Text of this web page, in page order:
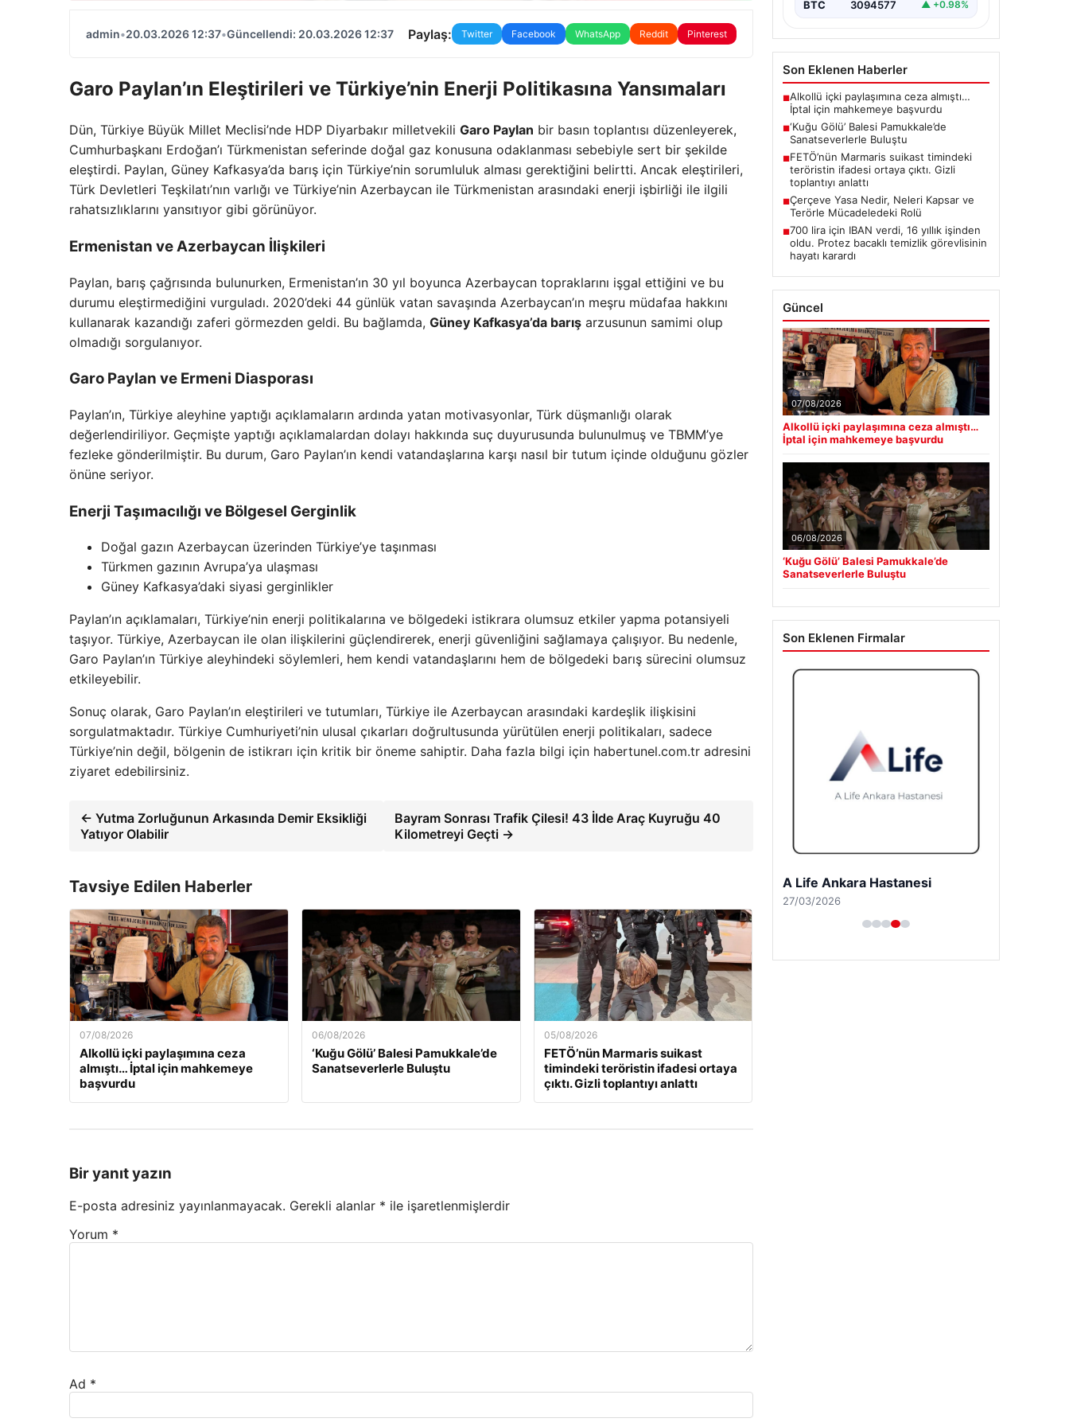
admin•20.03.2026 12:37•Güncellendi: 20.03.2026 12:37 Paylaş: Twitter Facebook WhatsApp Reddit Pinterest
Garo Paylan’ın Eleştirileri ve Türkiye’nin Enerji Politikasına Yansımaları
Dün, Türkiye Büyük Millet Meclisi’nde HDP Diyarbakır milletvekili Garo Paylan bir basın toplantısı düzenleyerek,
Cumhurbaşkanı Erdoğan’ı Türkmenistan seferinde doğal gaz konusuna odaklanması sebebiyle sert bir şekilde
eleştirdi. Paylan, Güney Kafkasya’da barış için Türkiye’nin sorumluluk alması gerektiğini belirtti. Ancak eleştirileri,
Türk Devletleri Teşkilatı’nın varlığı ve Türkiye’nin Azerbaycan ile Türkmenistan arasındaki enerji işbirliği ile ilgili
rahatsızlıklarını yansıtıyor gibi görünüyor.
Ermenistan ve Azerbaycan İlişkileri
Paylan, barış çağrısında bulunurken, Ermenistan’ın 30 yıl boyunca Azerbaycan topraklarını işgal ettiğini ve bu
durumu eleştirmediğini vurguladı. 2020’deki 44 günlük vatan savaşında Azerbaycan’ın meşru müdafaa hakkını
kullanarak kazandığı zaferi görmezden geldi. Bu bağlamda, Güney Kafkasya’da barış arzusunun samimi olup
olmadığı sorgulanıyor.
Garo Paylan ve Ermeni Diasporası
Paylan’ın, Türkiye aleyhine yaptığı açıklamaların ardında yatan motivasyonlar, Türk düşmanlığı olarak
değerlendiriliyor. Geçmişte yaptığı açıklamalardan dolayı hakkında suç duyurusunda bulunulmuş ve TBMM’ye
fezleke gönderilmiştir. Bu durum, Garo Paylan’ın kendi vatandaşlarına karşı nasıl bir tutum içinde olduğunu gözler
önüne seriyor.
Enerji Taşımacılığı ve Bölgesel Gerginlik
Doğal gazın Azerbaycan üzerinden Türkiye’ye taşınması
Türkmen gazının Avrupa’ya ulaşması
Güney Kafkasya’daki siyasi gerginlikler
Paylan’ın açıklamaları, Türkiye’nin enerji politikalarına ve bölgedeki istikrara olumsuz etkiler yapma potansiyeli
taşıyor. Türkiye, Azerbaycan ile olan ilişkilerini güçlendirerek, enerji güvenliğini sağlamaya çalışıyor. Bu nedenle,
Garo Paylan’ın Türkiye aleyhindeki söylemleri, hem kendi vatandaşlarını hem de bölgedeki barış sürecini olumsuz
etkileyebilir.
Sonuç olarak, Garo Paylan’ın eleştirileri ve tutumları, Türkiye ile Azerbaycan arasındaki kardeşlik ilişkisini
sorgulatmaktadır. Türkiye Cumhuriyeti’nin ulusal çıkarları doğrultusunda yürütülen enerji politikaları, sadece
Türkiye’nin değil, bölgenin de istikrarı için kritik bir öneme sahiptir. Daha fazla bilgi için habertunel.com.tr adresini
ziyaret edebilirsiniz.
← Yutma Zorluğunun Arkasında Demir Eksikliği
Yatıyor Olabilir
Bayram Sonrası Trafik Çilesi! 43 İlde Araç Kuyruğu 40
Kilometreyi Geçti →
Tavsiye Edilen Haberler
07/08/2026
Alkollü içki paylaşımına ceza
almıştı… İptal için mahkemeye
başvurdu
06/08/2026
‘Kuğu Gölü’ Balesi Pamukkale’de
Sanatseverlerle Buluştu
05/08/2026
FETÖ’nün Marmaris suikast
timindeki teröristin ifadesi ortaya
çıktı. Gizli toplantıyı anlattı
Bir yanıt yazın
E-posta adresiniz yayınlanmayacak. Gerekli alanlar * ile işaretlenmişlerdir
Yorum *
Ad *
BTC 3094577 ▲ +0.98%
Son Eklenen Haberler
■Alkollü içki paylaşımına ceza almıştı…
İptal için mahkemeye başvurdu
■‘Kuğu Gölü’ Balesi Pamukkale’de
Sanatseverlerle Buluştu
■FETÖ’nün Marmaris suikast timindeki
teröristin ifadesi ortaya çıktı. Gizli
toplantıyı anlattı
■Çerçeve Yasa Nedir, Neleri Kapsar ve
Terörle Mücadeledeki Rolü
■700 lira için IBAN verdi, 16 yıllık işinden
oldu. Protez bacaklı temizlik görevlisinin
hayatı karardı
Güncel
07/08/2026
Alkollü içki paylaşımına ceza almıştı…
İptal için mahkemeye başvurdu
06/08/2026
‘Kuğu Gölü’ Balesi Pamukkale’de
Sanatseverlerle Buluştu
Son Eklenen Firmalar
A Life Pursaklar Hastanesi
27/03/2026